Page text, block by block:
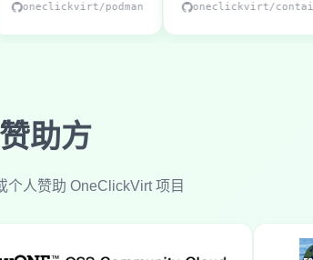
oneclickvirt/podman oneclickvirt/containerd
赞助方
个人赞助 OneClickVirt 项目